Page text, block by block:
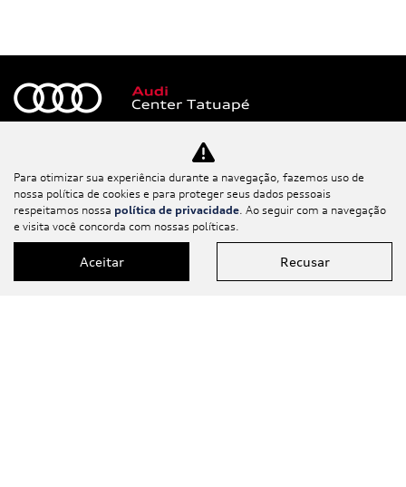
Novos
Mapa do site
Para otimizar sua experiência durante a navegação, fazemos uso de
nossa política de cookies e para proteger seus dados pessoais
respeitamos nossa política de privacidade. Ao seguir com a navegação
e visita você concorda com nossas políticas.
Aceitar Recusar